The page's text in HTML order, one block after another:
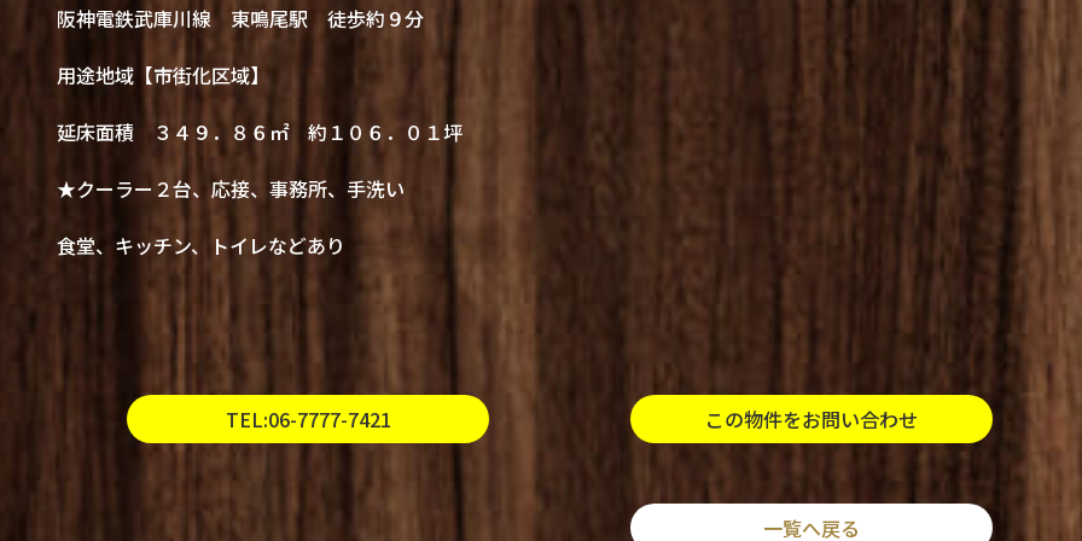
阪神電鉄武庫川線 東鳴尾駅 徒歩約９分
用途地域【市街化区域】
延床面積 ３４９．８６㎡ 約１０６．０１坪
★クーラー２台、応接、事務所、手洗い
食堂、キッチン、トイレなどあり
TEL:06-7777-7421 この物件をお問い合わせ
一覧へ戻る